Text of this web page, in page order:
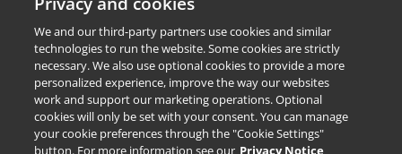
We and our third-party partners use cookies and similar
technologies to run the website. Some cookies are strictly
necessary. We also use optional cookies to provide a more
personalized experience, improve the way our websites
work and support our marketing operations. Optional
cookies will only be set with your consent. You can manage
your cookie preferences through the "Cookie Settings"
button. For more information see our Privacy Notice